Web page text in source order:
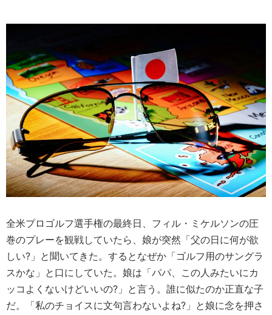
全米プロゴルフ選手権の最終日、フィル・ミケルソンの圧
巻のプレーを観戦していたら、娘が突然「父の日に何が欲
しい?」と聞いてきた。するとなぜか「ゴルフ用のサングラ
スかな」と口にしていた。娘は「パパ、この人みたいにカ
ッコよくないけどいいの?」と言う。誰に似たのか正直な子
だ。「私のチョイスに文句言わないよね?」と娘に念を押さ